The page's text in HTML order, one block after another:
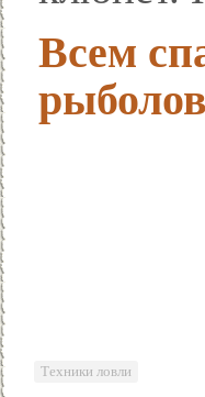
Всем
Техники ловли